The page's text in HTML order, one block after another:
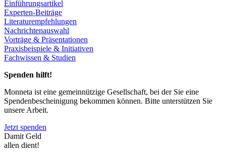
Einführungsartikel
Experten-Beiträge
Literaturempfehlungen
Nachrichtenauswahl
Vorträge & Präsentationen
Praxisbeispiele & Initiativen
Fachwissen & Studien
Spenden hilft!
Monneta ist eine gemeinnützige Gesellschaft, bei der Sie eine
Spendenbescheinigung bekommen können. Bitte unterstützen Sie
unsere Arbeit.
Jetzt spenden
Damit Geld
allen dient!